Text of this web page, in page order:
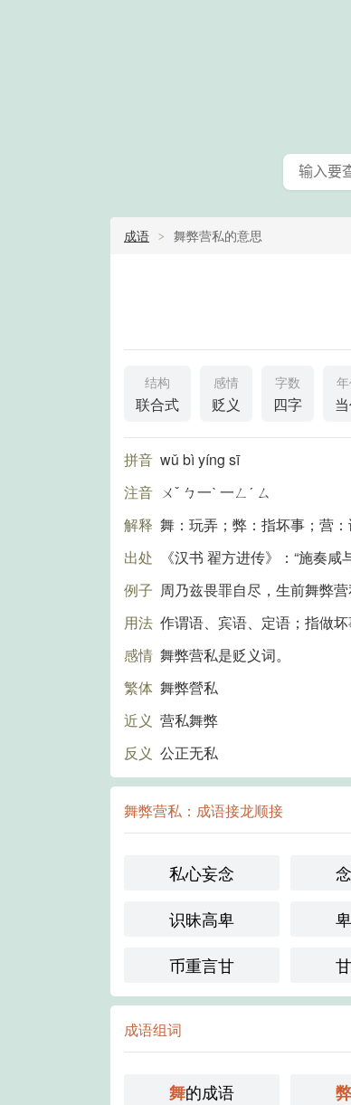
成语 舞弊营私的意思
结构
联合式
感情
贬义
字数
四字
拼音 wǔ bì yíng sī
注音 ㄨˇ ㄅ一ˋ 一ㄥˊ ㄙ
解释 舞：玩弄；弊：指坏事；营
出处
《汉书 翟方进传》：“施奏
例子 周乃兹畏罪自尽，生前舞弊
用法 作谓语、宾语、定语；指做坏
感情 舞弊营私是贬义词。
繁体 舞弊營私
近义 营私舞弊
反义 公正无私
舞弊营私：成语接龙顺接
私心妄念
识昧高卑
币重言甘
成语组词
舞的成语 弊